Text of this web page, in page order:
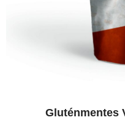
Gluténmentes